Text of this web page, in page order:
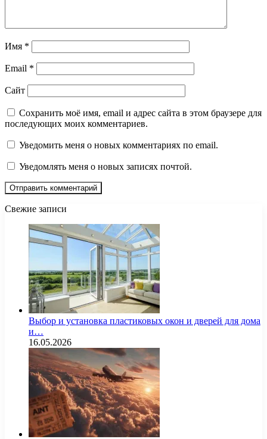
Имя *
Email *
Сайт
Сохранить моё имя, email и адрес сайта в этом браузере для
последующих моих комментариев.
Уведомить меня о новых комментариях по email.
Уведомлять меня о новых записях почтой.
Свежие записи
Выбор и установка пластиковых окон и дверей для дома
и…
16.05.2026